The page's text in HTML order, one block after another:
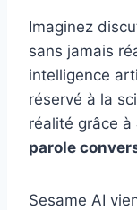
Imaginez
sans jamais
intelligence
réservé à la
réalité grâce à
parole
Sesame AI